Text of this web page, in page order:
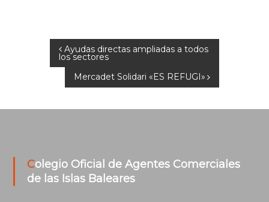
Navegación
entradas
Ayudas directas ampliadas a todos
los sectores
Mercadet Solidari «ES REFUGI»
Colegio Oficial de Agentes Comerciales
de las Islas Baleares